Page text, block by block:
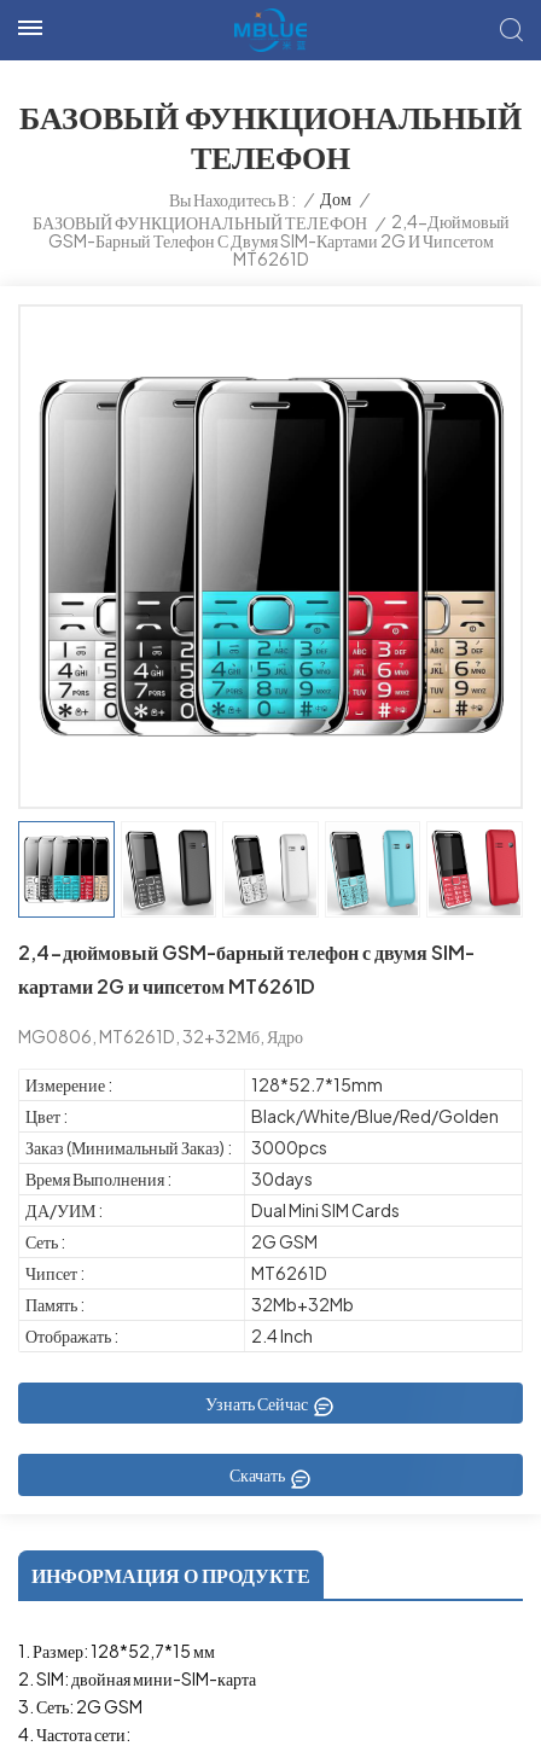
БАЗОВЫЙ ФУНКЦИОНАЛЬНЫЙ
ТЕЛЕФОН
Вы Находитесь В : / Дом /
БАЗОВЫЙ ФУНКЦИОНАЛЬНЫЙ ТЕЛЕФОН / 2,4-Дюймовый
GSM-Барный Телефон С Двумя SIM-Картами 2G И Чипсетом
MT6261D
2,4-дюймовый GSM-барный телефон с двумя SIM-
картами 2G и чипсетом MT6261D
MG0806, MT6261D, 32+32Мб, Ядро
Измерение :
128*52.7*15mm
Цвет :
Black/White/Blue/Red/Golden
Заказ (Минимальный Заказ) :
3000pcs
Время Выполнения :
30days
ДА/УИМ :
Dual Mini SIM Cards
Сеть :
2G GSM
Чипсет :
MT6261D
Память :
32Mb+32Mb
Отображать :
2.4 Inch
Узнать Сейчас
Скачать
ИНФОРМАЦИЯ О ПРОДУКТЕ
1. Размер: 128*52,7*15 мм
2. SIM: двойная мини-SIM-карта
3. Сеть: 2G GSM
4. Частота сети: